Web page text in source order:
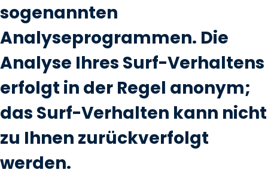
sogenannten
Analyseprogrammen. Die
Analyse Ihres Surf-Verhaltens
erfolgt in der Regel anonym;
das Surf-Verhalten kann nicht
zu Ihnen zurückverfolgt
werden.